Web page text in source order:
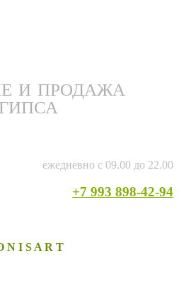
И ПРОДАЖА
ежедневно с 09.00 до 22.00
+7 993 898-42-94
N I S A R T